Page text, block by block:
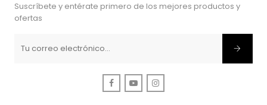
Suscríbete y entérate primero de los mejores productos y
ofertas
FacebookYouTube